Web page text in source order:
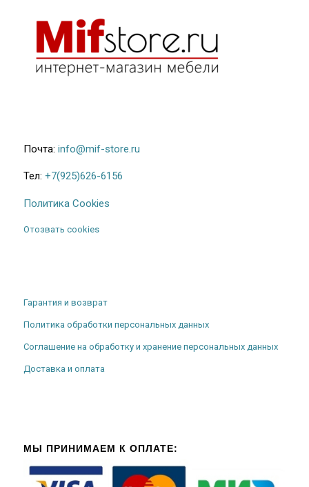
Почта: info@mif-store.ru
Тел: +7(925)626-6156
Политика Cookies
Отозвать cookies
Гарантия и возврат
Политика обработки персональных данных
Соглашение на обработку и хранение персональных данных
Доставка и оплата
МЫ ПРИНИМАЕМ К ОПЛАТЕ: